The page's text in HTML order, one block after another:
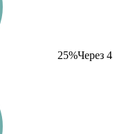
25%Через 4